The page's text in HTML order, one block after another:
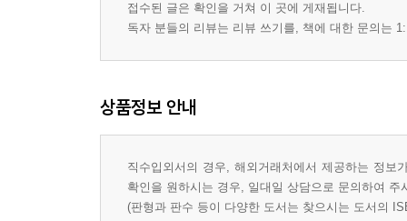
접수된 글은 확인을 거쳐 이 곳에 게재됩니다.
독자 분들의 리뷰는 리뷰 쓰기를, 책에 대한 문의는
상품정보 안내
직수입외서의 경우, 해외거래처에서 제공하는 정
확인을 원하시는 경우, 일대일 상담으로 문의하여 주
(판형과 판수 등이 다양한 도서는 찾으시는 도서의